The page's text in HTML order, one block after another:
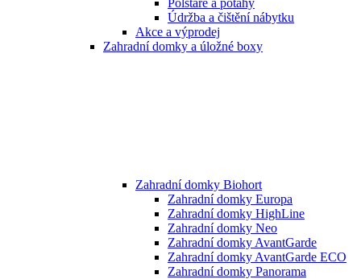
Údržba a čištění nábytku
Akce a výprodej
Zahradní domky a úložné boxy
Zahradní domky Biohort
Zahradní domky Europa
Zahradní domky HighLine
Zahradní domky Neo
Zahradní domky AvantGarde
Zahradní domky AvantGarde ECO
Zahradní domky Panorama